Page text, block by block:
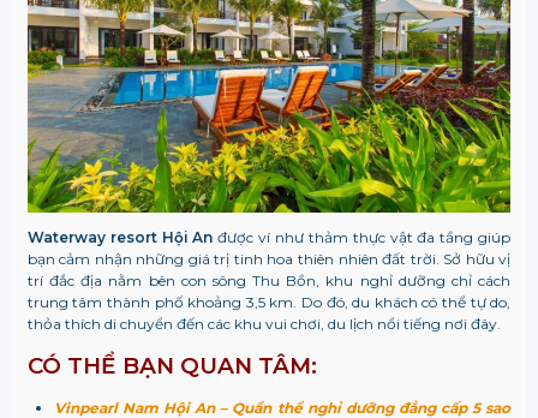
Waterway resort Hội An được ví như thảm thực vật đa tầng giúp
bạn cảm nhận những giá trị tinh hoa thiên nhiên đất trời. Sở hữu vị
trí đắc địa nằm bên con sông Thu Bồn, khu nghỉ dưỡng chỉ cách
trung tâm thành phố khoảng 3,5 km. Do đó, du khách có thể tự do,
thỏa thích di chuyển đến các khu vui chơi, du lịch nổi tiếng nơi đây.
CÓ THỂ BẠN QUAN TÂM:
Vinpearl Nam Hội An – Quần thể nghỉ dưỡng đẳng cấp 5 sao